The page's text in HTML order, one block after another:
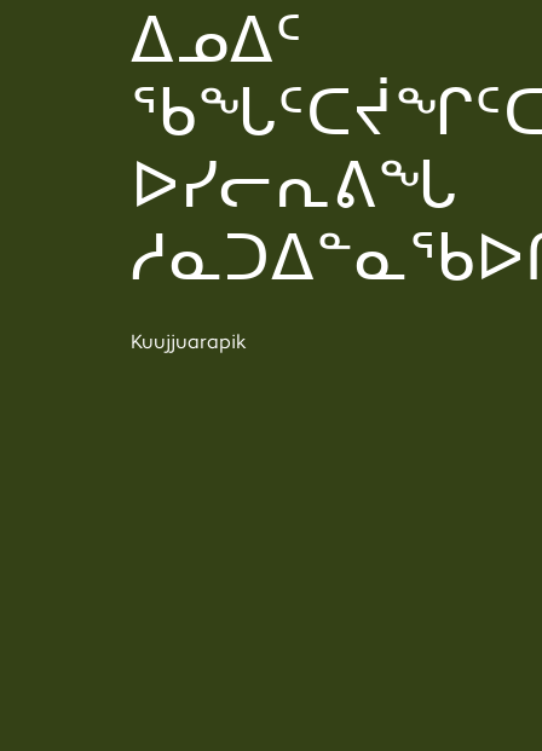
ᐃᓄᐃᑦ
ᐅᓯᓕᕆᕕᖓ
Kuujjuarapik